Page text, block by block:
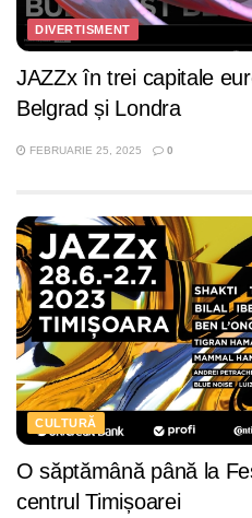
DIVERTISMENT
JAZZx în trei capitale
Belgrad și Londra
FEBRUARIE 25, 2025 0
CULTURĂ
O săptămână până la
centrul Timișoarei